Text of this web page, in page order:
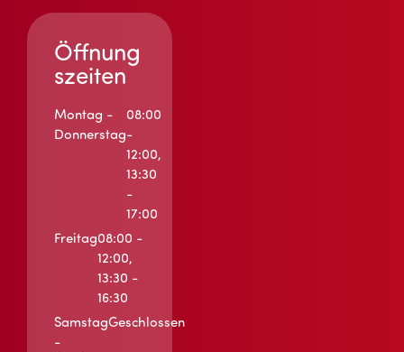
Öffnung
szeiten
Montag -
Donnerstag
08:00
-
12:00,
13:30
-
17:00
Freitag08:00 -
12:00,
13:30 -
16:30
Samstag
-
Geschlossen